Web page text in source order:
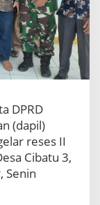
DPRD
(dapil)
reses II
Cibatu 3,
Senin